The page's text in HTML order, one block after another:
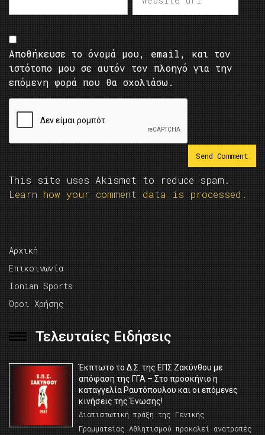
Αποθήκευσε το όνομά μου, email, και τον
ιστότοπο μου σε αυτόν τον πλοηγό για την
επόμενη φορά που θα σχολιάσω.
This site uses Akismet to reduce spam.
Learn how your comment data is processed.
Αρχική
Επικοινωνία
Ionian Sports
Όροι Χρήσης
Τελευταίες Ειδήσεις
Έκπτωτο το Δ.Σ. της ΕΠΣ Ζακύνθου με
απόφαση της ΓΓΑ – Στο προσκήνιο η
καταγγελία Ραυτόπουλου και οι επόμενες
κινήσεις της Ένωσης!
Διαπιστωτική πράξη της Γενικής
Γραμματείας Αθλητισμού προκαλεί ανατροπές